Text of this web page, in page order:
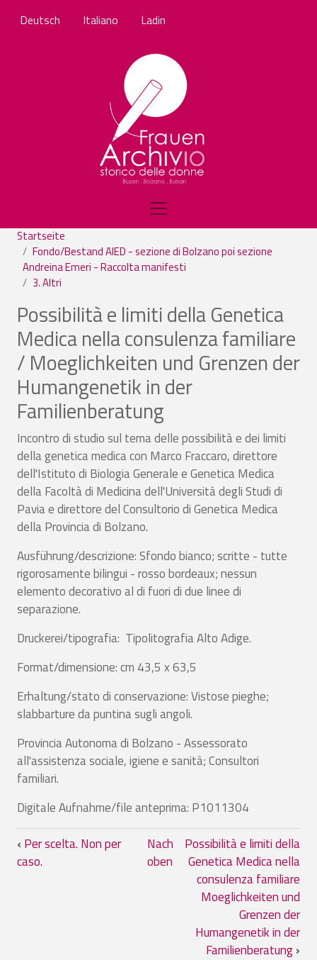
Deutsch Italiano Ladin
Startseite
Fondo/Bestand AIED - sezione di Bolzano poi sezione
Andreina Emeri - Raccolta manifesti
3. Altri
Possibilità e limiti della Genetica
Medica nella consulenza familiare
/ Moeglichkeiten und Grenzen der
Humangenetik in der
Familienberatung
Incontro di studio sul tema delle possibilità e dei limiti
della genetica medica con Marco Fraccaro, direttore
dell'Istituto di Biologia Generale e Genetica Medica
della Facoltà di Medicina dell'Università degli Studi di
Pavia e direttore del Consultorio di Genetica Medica
della Provincia di Bolzano.
Ausführung/descrizione: Sfondo bianco; scritte - tutte
rigorosamente bilingui - rosso bordeaux; nessun
elemento decorativo al di fuori di due linee di
separazione.
Druckerei/tipografia: Tipolitografia Alto Adige.
Format/dimensione: cm 43,5 x 63,5
Erhaltung/stato di conservazione: Vistose pieghe;
slabbarture da puntina sugli angoli.
Provincia Autonoma di Bolzano - Assessorato
all'assistenza sociale, igiene e sanità; Consultori
familiari.
Digitale Aufnahme/file anteprima: P1011304
Links für das Blättern im Buch
‹ Per scelta. Non per
caso.
Nach
oben
Possibilità e limiti della
Genetica Medica nella
consulenza familiare
Moeglichkeiten und
Grenzen der
Humangenetik in der
Familienberatung›